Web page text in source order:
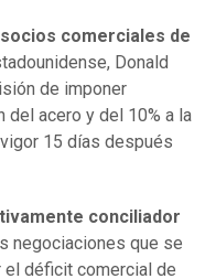
comerciales de
Donald
de imponer
del acero y del 10% a la
15 días después
conciliador
negociaciones que se
el déficit comercial de